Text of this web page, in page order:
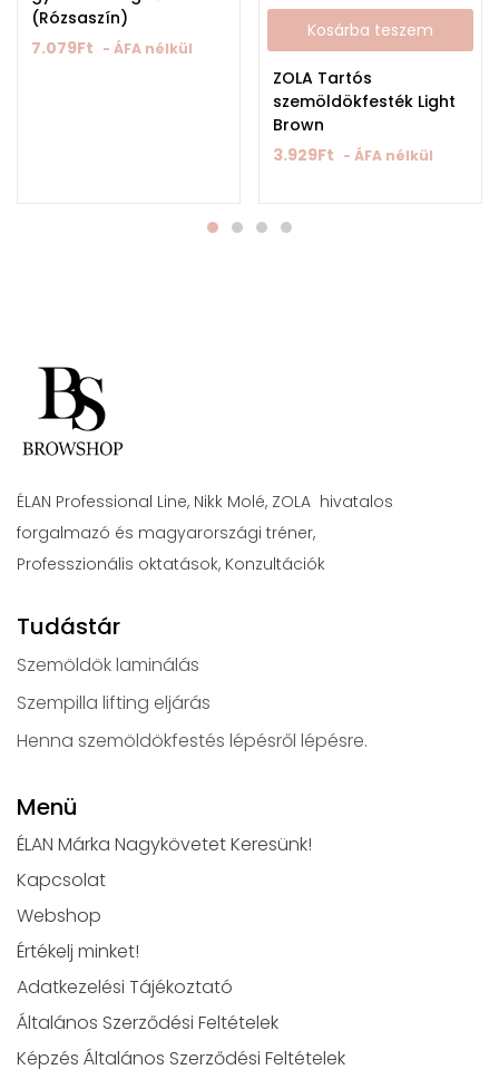
(Rózsaszín)
7.079Ft - ÁFA nélkül
Kosárba teszem
ZOLA Tartós
szemöldökfesték Light
Brown
3.929Ft - ÁFA nélkül
ÉLAN Professional Line, Nikk Molé, ZOLA hivatalos
forgalmazó és magyarországi tréner,
Professzionális oktatások, Konzultációk
Tudástár
Szemöldök laminálás
Szempilla lifting eljárás
Henna szemöldökfestés lépésről lépésre.
Menü
ÉLAN Márka Nagykövetet Keresünk!
Kapcsolat
Webshop
Értékelj minket!
Adatkezelési Tájékoztató
Általános Szerződési Feltételek
Képzés Általános Szerződési Feltételek